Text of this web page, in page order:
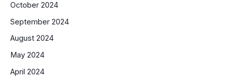
October 2024
September 2024
August 2024
May 2024
April 2024